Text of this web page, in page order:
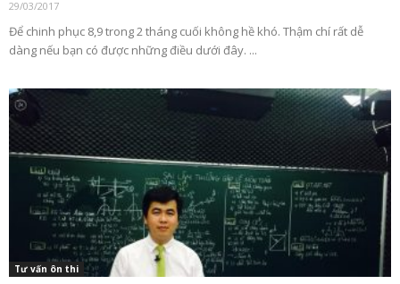
29/03/2017
Để chinh phục 8,9 trong 2 tháng cuối không hề khó. Thậm chí rất dễ
dàng nếu bạn có được những điều dưới đây. ...
Tư vấn ôn thi